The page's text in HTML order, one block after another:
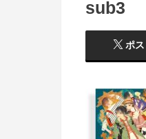
sub3
ポス